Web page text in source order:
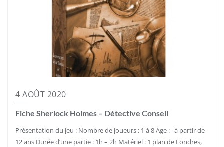
4 AOÛT 2020
Fiche Sherlock Holmes – Détective Conseil
Présentation du jeu : Nombre de joueurs : 1 à 8 Age : à partir de
12 ans Durée d’une partie : 1h – 2h Matériel : 1 plan de Londres,